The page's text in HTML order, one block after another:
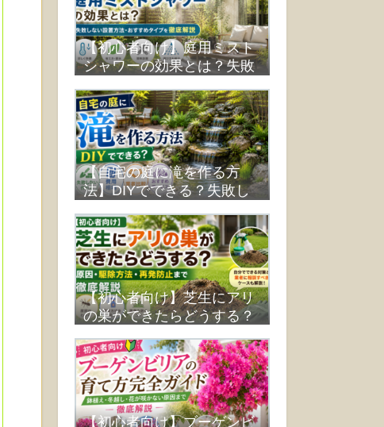
【初心者向け】庭用ミスト
シャワーの効果とは？失敗
タイプを徹底解説
【自宅の庭に滝を作る方
法】DIYでできる？失敗し
較まで解説
【初心者向け】芝生にアリ
の巣ができたらどうする？
まで徹底解説
【初心者向け】ブーゲンビ